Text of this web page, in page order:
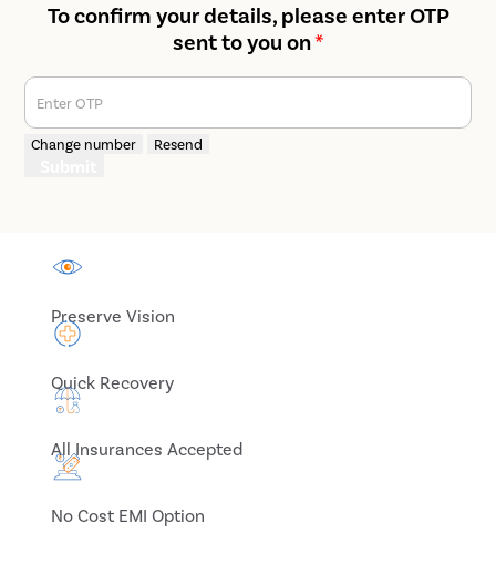
To confirm your details, please enter OTP
sent to you on*
Enter OTP
Change number Resend
Preserve Vision
Quick Recovery
All Insurances Accepted
No Cost EMI Option